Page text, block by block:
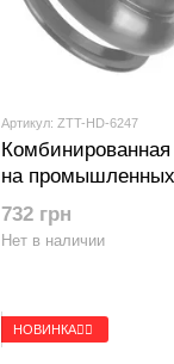
Артикул: ZTT-HD-6247
Комбинированная
на
ZTTO | ZS44-28.6
1-1/2" | Черный
732 грн
Нет в наличии
НОВИНКА🚴‍♂️